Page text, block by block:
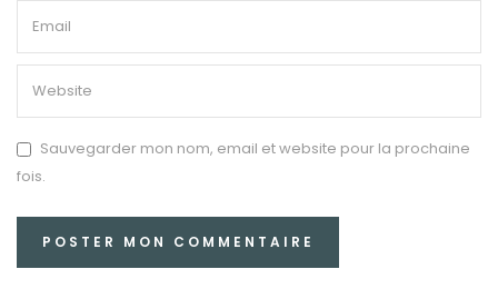
Sauvegarder mon nom, email et website pour la prochaine
fois.